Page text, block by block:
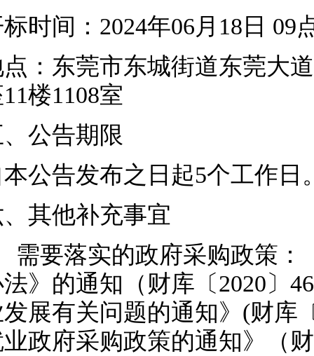
时间： 2024年06月18日 09
：东莞市东城街道东莞大
楼1108室
公告期限
公告发布之日起5个工作日
其他补充事宜
需要落实的政府采购政策
》的通知（财库〔2020〕
展有关问题的通知》(财库
政府采购政策的通知》（